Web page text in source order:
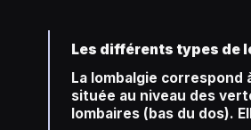
Les différents types de
La lombalgie correspond
située au niveau des
lombaires (bas du dos).